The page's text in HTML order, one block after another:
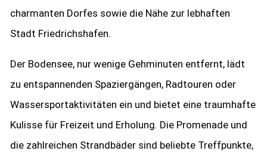
charmanten Dorfes sowie die Nähe zur lebhaften
Stadt Friedrichshafen.
Der Bodensee, nur wenige Gehminuten entfernt, lädt
zu entspannenden Spaziergängen, Radtouren oder
Wassersportaktivitäten ein und bietet eine traumhafte
Kulisse für Freizeit und Erholung. Die Promenade und
die zahlreichen Strandbäder sind beliebte Treffpunkte,